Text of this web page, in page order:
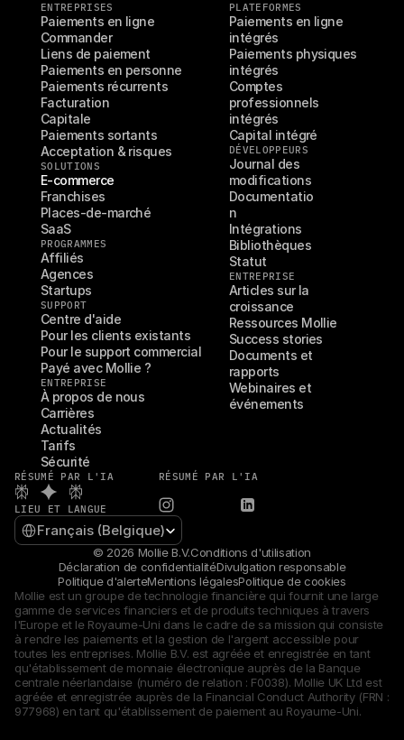
ENTREPRISES
Paiements en ligne
Commander
Liens de paiement
Paiements en personne
Paiements récurrents
Facturation
Capitale
Paiements sortants
Acceptation & risques
SOLUTIONS
E-commerce
Franchises
Places-de-marché
SaaS
PROGRAMMES
Affiliés
Agences
Startups
SUPPORT
Centre d'aide
Pour les clients existants
Pour le support commercial
Payé avec Mollie ?
ENTREPRISE
À propos de nous
Carrières
Actualités
Tarifs
Sécurité
PLATEFORMES
Paiements en ligne
intégrés
Paiements physiques
intégrés
Comptes
professionnels
intégrés
Capital intégré
DÉVELOPPEURS
Journal des
modifications
Documentatio
n
Intégrations
Bibliothèques
Statut
ENTREPRISE
Articles sur la
croissance
Ressources Mollie
Success stories
Documents et
rapports
Webinaires et
événements
RÉSUMÉ PAR L'IA RÉSUMÉ PAR L'IA
LIEU ET LANGUE
Select Language
Français (Belgique)
© 2026 Mollie B.V.Conditions d'utilisation
Déclaration de confidentialitéDivulgation responsable
Politique d'alerteMentions légalesPolitique de cookies
Mollie est un groupe de technologie financière qui fournit une large
gamme de services financiers et de produits techniques à travers
l'Europe et le Royaume-Uni dans le cadre de sa mission qui consiste
à rendre les paiements et la gestion de l'argent accessible pour
toutes les entreprises. Mollie B.V. est agréée et enregistrée en tant
qu'établissement de monnaie électronique auprès de la Banque
centrale néerlandaise (numéro de relation : F0038). Mollie UK Ltd est
agréée et enregistrée auprès de la Financial Conduct Authority (FRN :
977968) en tant qu'établissement de paiement au Royaume-Uni.